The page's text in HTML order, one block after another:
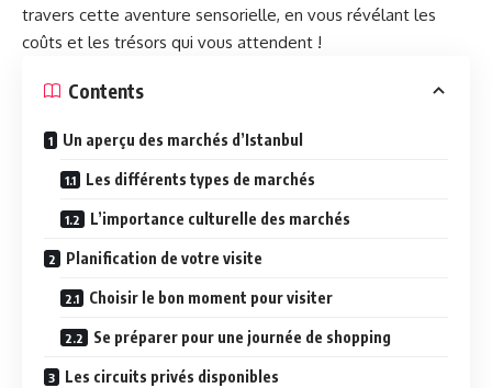
travers cette aventure sensorielle, en vous révélant les
coûts et les trésors qui vous attendent !
Contents
Un aperçu des marchés d’Istanbul
Les différents types de marchés
L’importance culturelle des marchés
Planification de votre visite
Choisir le bon moment pour visiter
Se préparer pour une journée de shopping
Les circuits privés disponibles